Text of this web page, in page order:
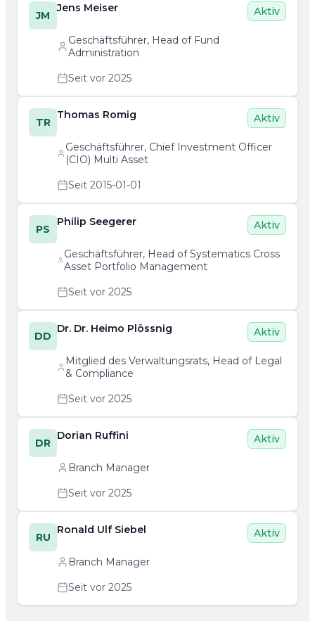
JM
Jens Meiser Aktiv
Geschäftsführer, Head of Fund
Administration
Seit vor 2025
TR
Thomas Romig Aktiv
Geschäftsführer, Chief Investment Officer
(CIO) Multi Asset
Seit 2015-01-01
PS
Philip Seegerer Aktiv
Geschäftsführer, Head of Systematics Cross
Asset Portfolio Management
Seit vor 2025
DD
Dr. Dr. Heimo Plössnig Aktiv
Mitglied des Verwaltungsrats, Head of Legal
& Compliance
Seit vor 2025
DR
Dorian Ruffini Aktiv
Branch Manager
Seit vor 2025
RU
Ronald Ulf Siebel Aktiv
Branch Manager
Seit vor 2025